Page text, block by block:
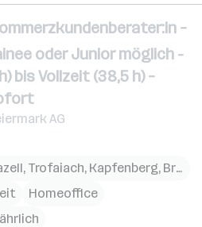
–
oder Junior möglich -
bis Vollzeit (38,5 h) –
AG
, Trofaiach, Kapfenberg, Bruck an der Mur
Homeoffice